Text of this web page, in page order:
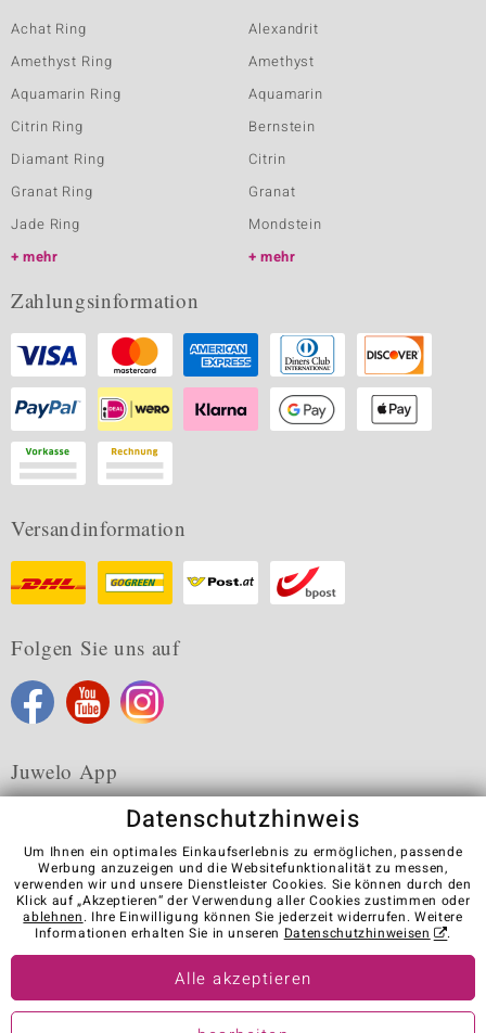
Achat Ring
Amethyst Ring
Aquamarin Ring
Citrin Ring
Diamant Ring
Granat Ring
Jade Ring
mehr
Alexandrit
Amethyst
Aquamarin
Bernstein
Citrin
Granat
Mondstein
mehr
Zahlungsinformation
Versandinformation
Folgen Sie uns auf
Juwelo App
Karriere AGB Datenschutz Cookies
Impressum
Kontakt
Vertrag widerrufen
Visit our stores in other countries:
© Juwelo Deutschland GmbH (ein Tochterunternehmen der elumeo
Datenschutzhinweis
Um Ihnen ein optimales Einkaufserlebnis zu ermöglichen, passende
Werbung anzuzeigen und die Websitefunktionalität zu messen,
verwenden wir und unsere Dienstleister Cookies. Sie können durch den
Klick auf „Akzeptieren“ der Verwendung aller Cookies zustimmen oder
ablehnen. Ihre Einwilligung können Sie jederzeit widerrufen. Weitere
Informationen erhalten Sie in unseren Datenschutzhinweisen .
Alle akzeptieren